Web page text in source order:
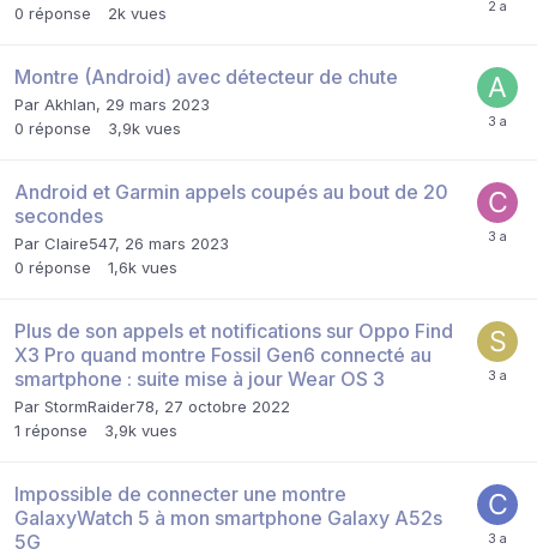
0 réponse 2k vues
Montre (Android) avec détecteur de chute
Par Akhlan, 29 mars 2023
0 réponse 3,9k vues
Android et Garmin appels coupés au bout de 20
secondes
Par Claire547, 26 mars 2023
0 réponse 1,6k vues
Plus de son appels et notifications sur Oppo Find
X3 Pro quand montre Fossil Gen6 connecté au
smartphone : suite mise à jour Wear OS 3
Par StormRaider78, 27 octobre 2022
1 réponse 3,9k vues
Impossible de connecter une montre
GalaxyWatch 5 à mon smartphone Galaxy A52s
5G